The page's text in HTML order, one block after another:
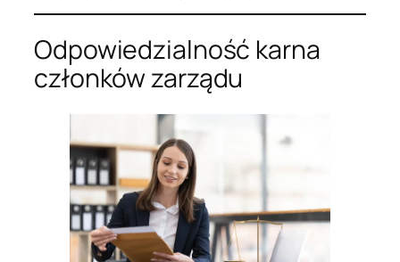
Odpowiedzialność karna
członków zarządu